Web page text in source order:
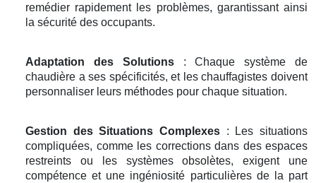
remédier rapidement les problèmes, garantissant ainsi
la sécurité des occupants.
Adaptation des Solutions: Chaque système de
chaudière a ses spécificités, et les chauffagistes doivent
personnaliser leurs méthodes pour chaque situation.
Gestion des Situations Complexes : Les situations
compliquées, comme les corrections dans des espaces
restreints ou les systèmes obsolètes, exigent une
compétence et une ingéniosité particulières de la part